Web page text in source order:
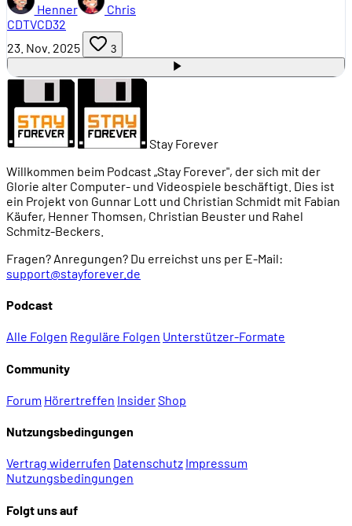
Henner
Chris
CDTVCD32
23. Nov. 2025
3
Stay Forever
Willkommen beim Podcast „Stay Forever", der sich mit der
Glorie alter Computer- und Videospiele beschäftigt. Dies ist
ein Projekt von Gunnar Lott und Christian Schmidt mit Fabian
Käufer, Henner Thomsen, Christian Beuster und Rahel
Schmitz-Beckers.
Fragen? Anregungen? Du erreichst uns per E-Mail:
support@stayforever.de
Podcast
Alle Folgen Reguläre Folgen Unterstützer-Formate
Community
Forum Hörertreffen InsiderShop
Nutzungsbedingungen
Vertrag widerrufen Datenschutz Impressum
Nutzungsbedingungen
Folgt uns auf